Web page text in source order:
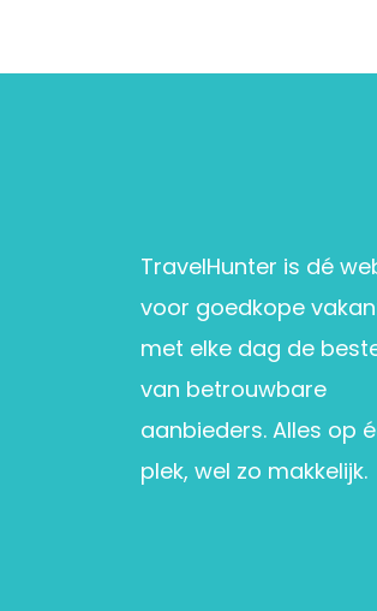
TravelHunter is dé
voor goedkope
met elke dag de
van betrouwbare
aanbieders. Alles op
plek, wel zo makkelijk.